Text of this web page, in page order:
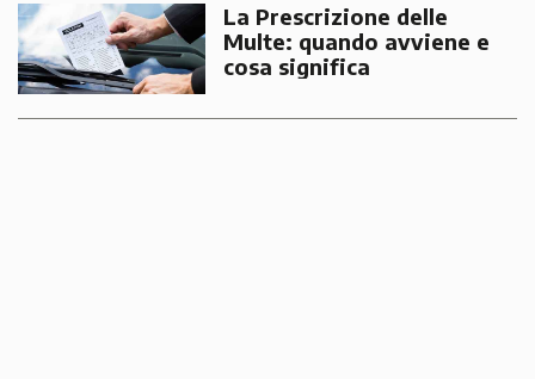
La Prescrizione delle
Multe: quando avviene e
cosa significa